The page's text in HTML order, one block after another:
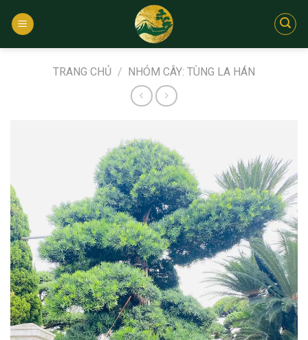
qua
TRANG CHỦ / NHÓM CÂY: TÙNG LA HÁN